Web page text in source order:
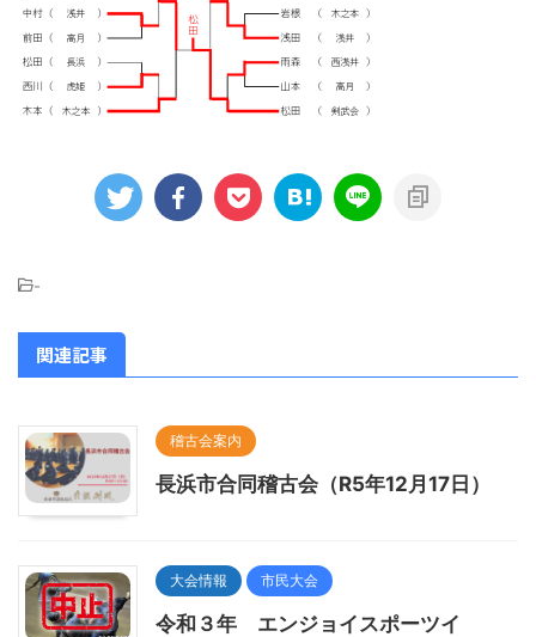
-
関連記事
稽古会案内
長浜市合同稽古会（R5年12月17日）
大会情報 市民大会
令和３年 エンジョイスポーツイ